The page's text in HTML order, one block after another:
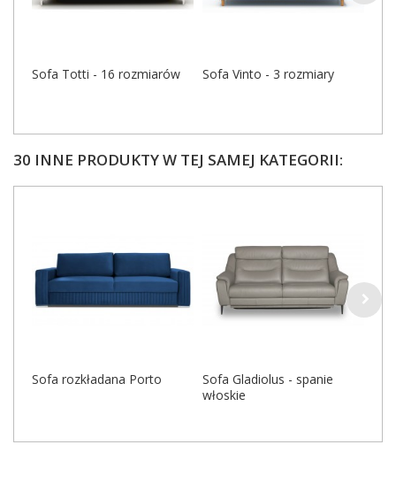
Sofa Totti - 16 rozmiarów Sofa Vinto - 3 rozmiary
30 INNE PRODUKTY W TEJ SAMEJ KATEGORII:
Sofa rozkładana Porto
Sofa Gladiolus - spanie
włoskie